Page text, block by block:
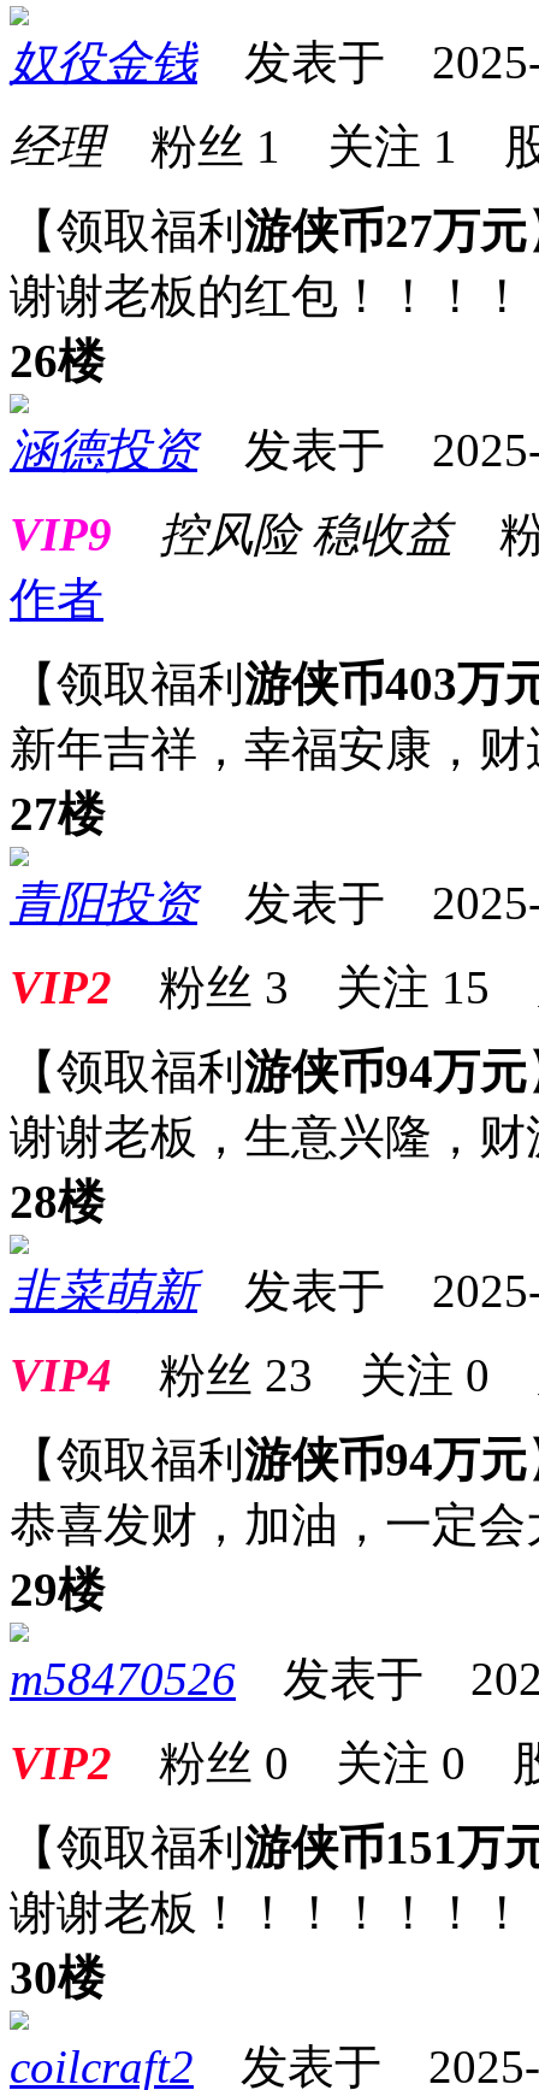
奴役金钱发表于 2025-
经理粉丝 1 关注 1
【领取福利 游侠币27万元
谢谢老板的红包！！！！
26楼
涵德投资发表于 2025-
VIP9
控风险 稳收益
作者
【领取福利 游侠币403万
新年吉祥，幸福安
27楼
青阳投资发表于 2025-
VIP2 粉丝 3 关注 15
【领取福利 游侠币94万元
谢谢老板，生意兴隆，
28楼
韭菜萌新发表于 2025-
VIP4 粉丝 23 关注 0
【领取福利 游侠币94万元
恭喜发财，加油，一定会
29楼
m58470526 发表于
VIP2 粉丝 0 关注 0
【领取福利 游侠币151万
谢谢老板！！！！！！！
30楼
coilcraft2 发表于 2025-